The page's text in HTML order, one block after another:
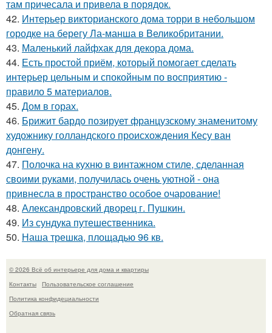
там причесала и привела в порядок.
42. Интерьер викторианского дома торри в небольшом
городке на берегу Ла-манша в Великобритании.
43. Маленький лайфхак для декора дома.
44. Есть простой приём, который помогает сделать
интерьер цельным и спокойным по восприятию -
правило 5 материалов.
45. Дом в горах.
46. Брижит бардо позирует французскому знаменитому
художнику голландского происхождения Кесу ван
донгену.
47. Полочка на кухню в винтажном стиле, сделанная
своими руками, получилась очень уютной - она
привнесла в пространство особое очарование!
48. Александровский дворец г. Пушкин.
49. Из сундука путешественника.
50. Наша трешка, площадью 96 кв.
© 2026 Всё об интерьере для дома и квартиры
Контакты
Пользовательское соглашение
Политика конфидециальности
Обратная связь